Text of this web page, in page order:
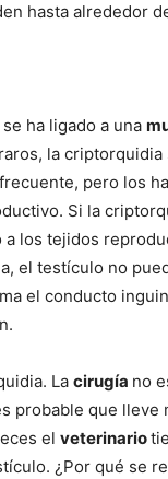
hasta alrededor
ha ligado a una
la
pero los
Si la
los tejidos
el testículo no
el conducto
La cirugía no
probable que lleve
el veterinario
¿Por qué se